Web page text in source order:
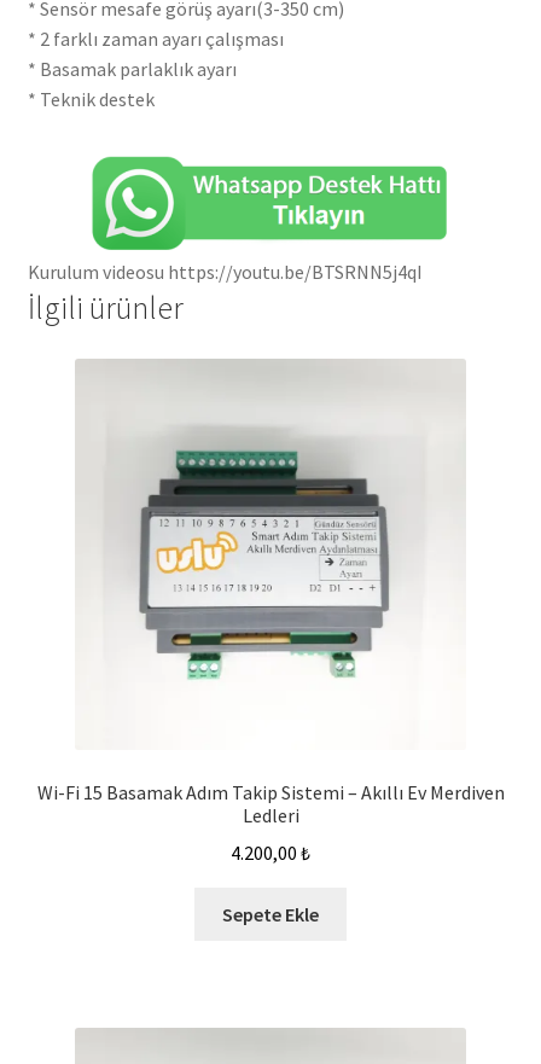
* Sensör mesafe görüş ayarı(3-350 cm)
* 2 farklı zaman ayarı çalışması
* Basamak parlaklık ayarı
* Teknik destek
Kurulum videosu https://youtu.be/BTSRNN5j4qI
İlgili ürünler
Wi-Fi 15 Basamak Adım Takip Sistemi – Akıllı Ev Merdiven
Ledleri
4.200,00 ₺
Sepete Ekle